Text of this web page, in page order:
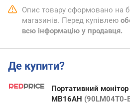
Опис товару сформовано на
магазинів. Перед купівлею
всю інформацію у продавця.
Де купити?
Портативний
MB16AH (90LM04T0-